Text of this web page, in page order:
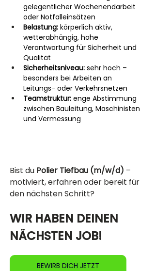
gelegentlicher Wochenendarbeit
oder Notfalleinsätzen
Belastung: körperlich aktiv,
wetterabhängig, hohe
Verantwortung für Sicherheit und
Qualität
Sicherheitsniveau: sehr hoch –
besonders bei Arbeiten an
Leitungs- oder Verkehrsnetzen
Teamstruktur: enge Abstimmung
zwischen Bauleitung, Maschinisten
und Vermessung
Bist du Polier Tiefbau (m/w/d) –
motiviert, erfahren oder bereit für
den nächsten Schritt?
WIR HABEN DEINEN
NÄCHSTEN JOB!
BEWIRB DICH JETZT